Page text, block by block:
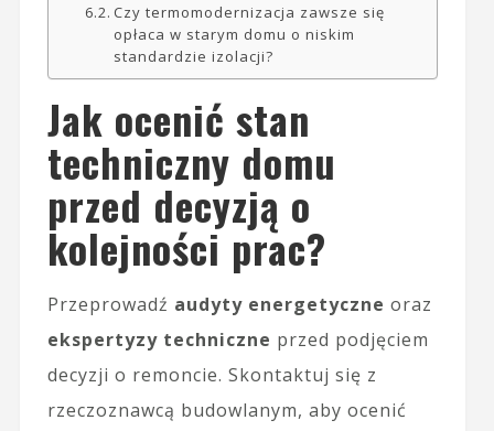
Czy termomodernizacja zawsze się
opłaca w starym domu o niskim
standardzie izolacji?
Jak ocenić stan
techniczny domu
przed decyzją o
kolejności prac?
Przeprowadź audyty energetyczne oraz
ekspertyzy techniczne przed podjęciem
decyzji o remoncie. Skontaktuj się z
rzeczoznawcą budowlanym, aby ocenić